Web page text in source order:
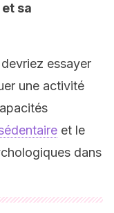
et sa
essayer
une activité
et le
dans